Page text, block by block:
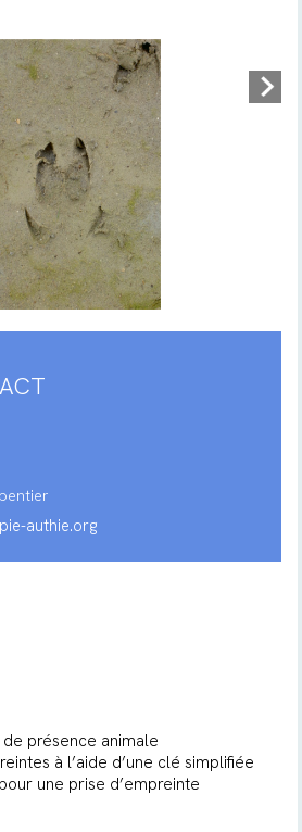
authie.org
présence animale
à l’aide d’une clé simplifiée
une prise d’empreinte